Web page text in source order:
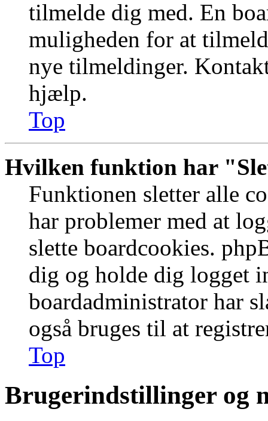
tilmelde dig med. En
muligheden for at
nye tilmeldinger.
hjælp.
Top
Hvilken funktion har
Funktionen sletter alle
har problemer med at
slette boardcookies.
dig og holde dig logget
boardadministrator har
også bruges til at
Top
Brugerindstillinger og